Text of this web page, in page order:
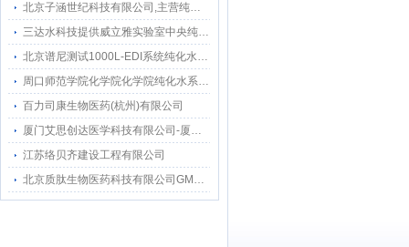
北京子涵世纪科技有限公司,主营纯水机超纯水仪超纯水器纯水器去离子水机纯水设备
三达水科技提供威立雅实验室中央纯水系统-Elga埃尔格超纯水机维保服务及中产耗材替代保养
北京谱尼测试1000L-EDI系统纯化水系统维保服务
周口师范学院化学院化学院纯化水系统维保方案提供
百力司康生物医药(杭州)有限公司
厦门艾思创达医学科技有限公司-厦门生物医药基地三期100LEDI纯化水机
江苏络贝齐建设工程有限公司
北京质肽生物医药科技有限公司GMP纯化水系统改造工程项目